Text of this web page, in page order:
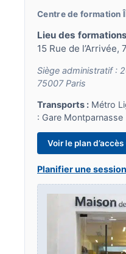
Centre de formation
Lieu des
15 Rue de l’Arrivée,
Siège administratif :
75007 Paris
Transports : Métro
: Gare Montparnasse
Voir le plan d’accès
Planifier une